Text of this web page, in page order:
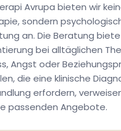
Avrupa bieten wir
sondern
an. Die Beratung
bei alltäglichen
Angst oder
die eine klinische
erfordern,
passenden Angebote.